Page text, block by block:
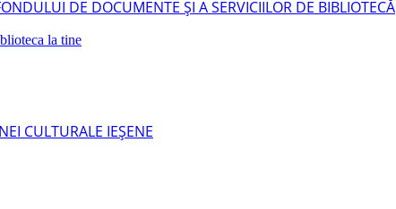
DE DOCUMENTE ŞI A SERVICIILOR DE BIBLIOTECĂ
la tine
CULTURALE IEŞENE